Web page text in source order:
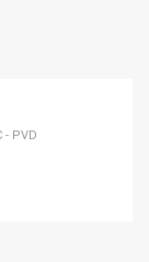
- PVD